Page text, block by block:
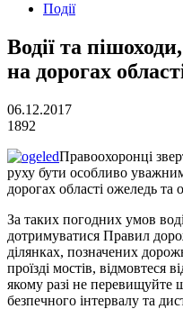
Події
Водії та
на дорогах
06.12.2017
1892
Правоохоронці
руху бути особливо
дорогах області ожеледь та
За таких погодних умов
дотримуватися Правил
ділянках, позначених
проїзді мостів, відмовтеся
якому разі не перевищуйте
безпечного інтервалу та